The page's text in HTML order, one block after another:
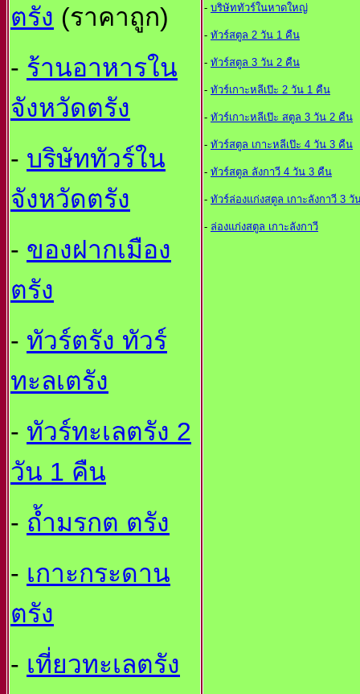
ตรัง (ราคาถูก)
- ร้านอาหารใน
จังหวัดตรัง
- บริษัททัวร์ใน
จังหวัดตรัง
- ของฝากเมือง
ตรัง
- ทัวร์ตรัง ทัวร์
ทะลเตรัง
- ทัวร์ทะเลตรัง 2
วัน 1 คืน
- ถ้ำมรกต ตรัง
- เกาะกระดาน
ตรัง
- เที่ยวทะเลตรัง
- บริษัททัวร์ในหาดใหญ
- ทัวร์สตูล 2 วัน 1 คืน
- ทัวร์สตูล 3 วัน 2 คืน
- ทัวร์เกาะหลีเป๊ะ 2 วัน 1 คืน
- ทัวร์เกาะหลีเป๊ะ สตูล 3 วัน 2 คืน
- ทัวร์สตูล เกาะหลีเป๊ะ 4 วัน 3 คืน
- ทัวร์สตูล ลังกาวี 4 วัน 3 คืน
- ทัวร์ล่องแก่งสตูล เกาะลังกาวี 3 วั
- ล่องแก่งสตูล เกาะลังกาวี